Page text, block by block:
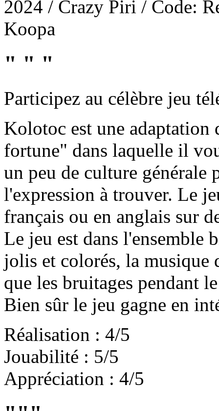
2024 / Crazy Piri / Code:
Koopa
" " "
Participez au célèbre jeu
Kolotoc est une
fortune" dans laquelle il
un peu de culture
l'expression à trouver. Le
français ou en anglais sur
Le jeu est dans l'ensemble
jolis et colorés, la musique
que les bruitages pendant
Bien sûr le jeu gagne en
Réalisation : 4/5
Jouabilité : 5/5
Appréciation : 4/5